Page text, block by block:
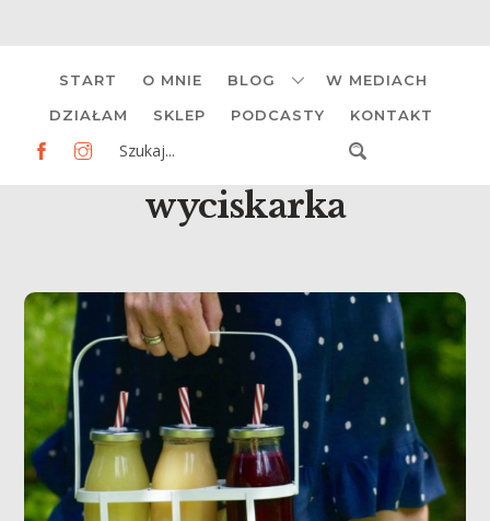
content
START O MNIE BLOG W MEDIACH
DZIAŁAM SKLEP PODCASTY KONTAKT
wyciskarka